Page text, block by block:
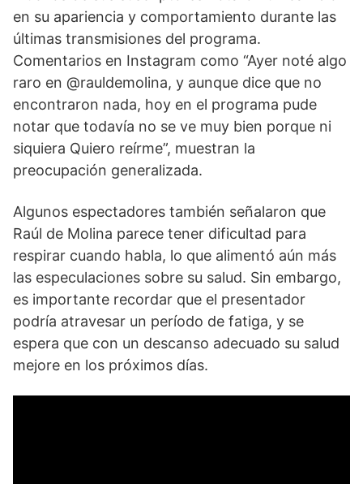
en su apariencia y comportamiento durante las
últimas transmisiones del programa.
Comentarios en Instagram como “Ayer noté algo
raro en @rauldemolina, y aunque dice que no
encontraron nada, hoy en el programa pude
notar que todavía no se ve muy bien porque ni
siquiera Quiero reírme”, muestran la
preocupación generalizada.
Algunos espectadores también señalaron que
Raúl de Molina parece tener dificultad para
respirar cuando habla, lo que alimentó aún más
las especulaciones sobre su salud. Sin embargo,
es importante recordar que el presentador
podría atravesar un período de fatiga, y se
espera que con un descanso adecuado su salud
mejore en los próximos días.